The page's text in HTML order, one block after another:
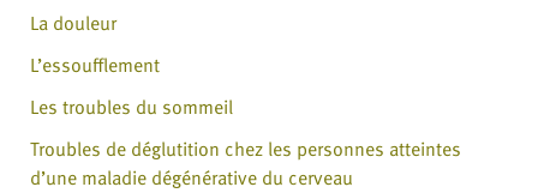
La douleur
L’essoufflement
Les troubles du sommeil
Troubles de déglutition chez les personnes atteintes
d’une maladie dégénérative du cerveau